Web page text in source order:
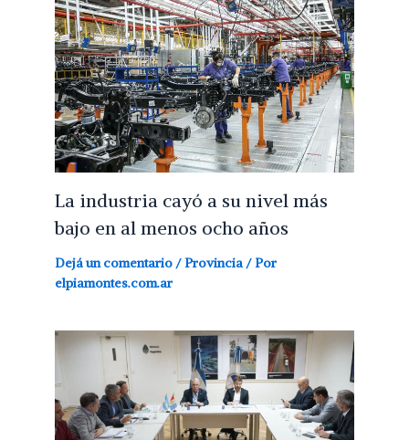
La industria cayó a su nivel más
bajo en al menos ocho años
Dejá un comentario /Provincia / Por
elpiamontes.com.ar